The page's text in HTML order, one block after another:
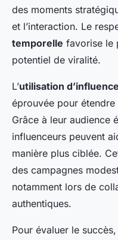
des moments
et l’interaction. Le
temporelle favorise le
potentiel de viralité.
L’utilisation
éprouvée pour étendre
Grâce à leur audience
influenceurs peuvent
manière plus ciblée.
des campagnes
notamment lors de
authentiques.
Pour évaluer le